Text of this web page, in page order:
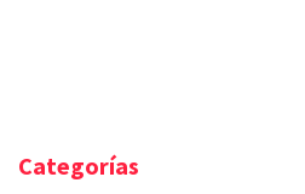
Categorías